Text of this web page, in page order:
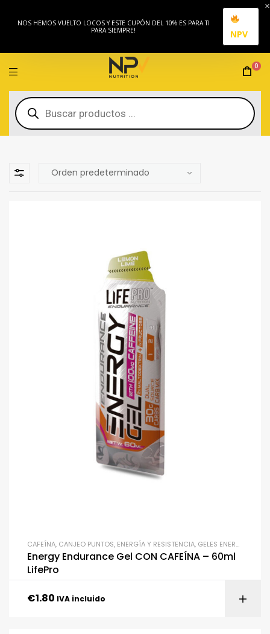
NOS HEMOS VUELTO LOCOS Y ESTE CUPÓN DEL 10% ES PARA TI
PARA SIEMPRE!
NPV
0
CAFEÍNA, CANJEO PUNTOS, ENERGÍA Y RESISTENCIA, GELES ENERGÉTICOS
Energy Endurance Gel CON CAFEÍNA – 60ml
LifePro
€1.80 IVA incluido